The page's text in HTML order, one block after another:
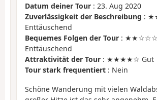
Datum deiner Tour : 23. Aug 2020
Zuverlässigkeit der Beschreibung :
Enttäuschend
Bequemes Folgen der Tour : ★★☆☆☆
Enttäuschend
Attraktivität der Tour : ★★★★☆ Gut
Tour stark frequentiert : Nein
Schöne Wanderung mit vielen